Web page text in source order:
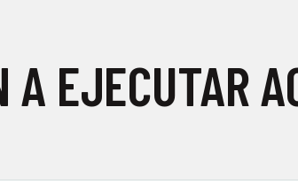
A EJECUTAR